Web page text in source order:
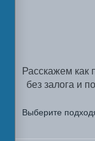
Расскажем как
без залога и
Выберите